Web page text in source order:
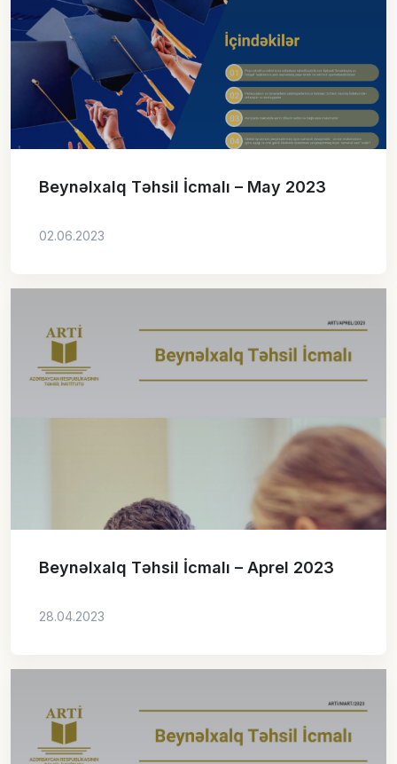
Beynəlxalq Təhsil İcmalı – May 2023
02.06.2023
Beynəlxalq Təhsil İcmalı – Aprel 2023
28.04.2023